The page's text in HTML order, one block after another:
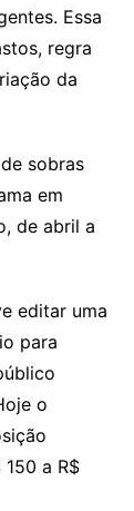
Essa
regra
da
sobras
em
de abril a
editar uma
para
o
a R$